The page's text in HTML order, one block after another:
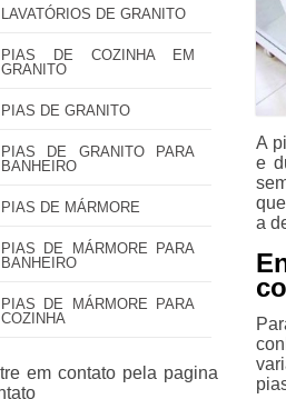
LAVATÓRIOS DE GRANITO
PIAS DE COZINHA EM
GRANITO
PIAS DE GRANITO
PIAS DE GRANITO PARA
BANHEIRO
PIAS DE MÁRMORE
PIAS DE MÁRMORE PARA
BANHEIRO
PIAS DE MÁRMORE PARA
COZINHA
A
e
a